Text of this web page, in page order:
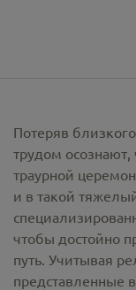
Потеряв
трудом
траурной
и в такой
чтобы достойно
путь. Учитывая
представленные